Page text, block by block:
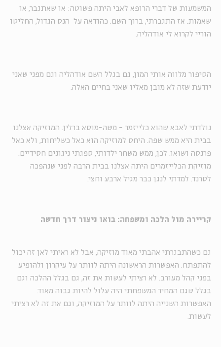
המשמעות של דברי הרופא לאבי היתה פשוטה: או שאתגבר, או
שאמות. אז התגברתי, ברוך השם. כהודאה על הנס הגדול, החליטו
הוריי לקרוא לי אודהליה.
הסיפור מלווה אותי המון, גם בגלל השם אודהליה וגם מפני שאני
יודעת שזה לא מובן מאליו שאני בחיים האלה.
נולדתי לאבא שהוא כלייזמר - משה-מוסא ברלין. המוזיקה אצלנו
בבית היא ממש שפה. היחס למוזיקה הוא כאל כשליחות, ולא כאל
פרנסה ושואו. לכן, ממש משחר ילדותי, ספגתי ניגונים חסידיים.
מוזיקת הכלייזמרים היתה אצלנו בבית הרבה לפני שנהפכה
לטרנד. למדתי לנגן כבר מגיל ארבע וחצי.
קריירה מול הלכה ומשפחה: בואו ניצור דרך חדשה
גם כשהתבגרתי אהבתי מאוד מוזיקה, אבל לא ראיתי לאן זה יכול
להתפתח. האפשרות הראשונה היתה לוותר על עיקרון ולהופיע
בפני קהל מעורב. לא רציתי לעשות את זה, גם בגלל ההלכה וגם
בגלל שגם המחיר המשפחתי היה עלול להיות גבוה מאוד.
האפשרות השנייה היתה לוותר על המוזיקה, וגם את זה לא רציתי
לעשות.